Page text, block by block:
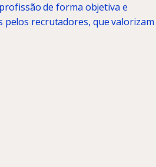
de forma objetiva e
pelos recrutadores, que valorizam